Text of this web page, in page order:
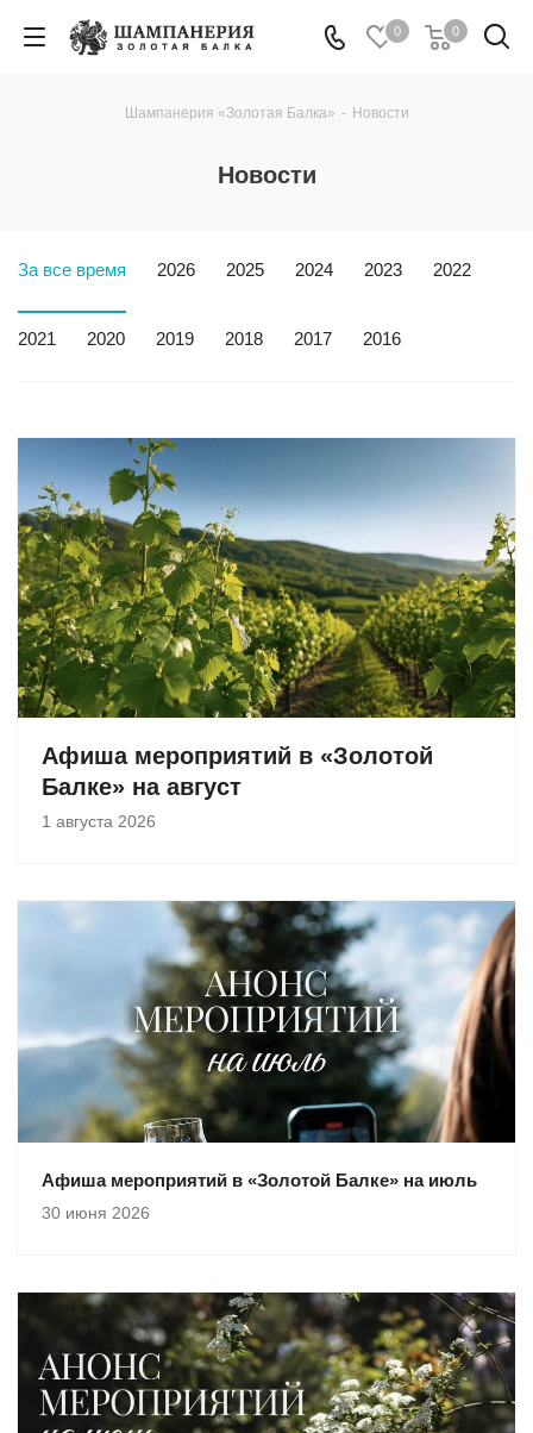
0 0
Шампанерия «Золотая Балка» - Новости
Новости
За все время 2026 2025 2024 2023 2022
2021 2020 2019 2018 2017 2016
Афиша мероприятий в «Золотой
Балке» на август
1 августа 2026
Афиша мероприятий в «Золотой Балке» на июль
30 июня 2026